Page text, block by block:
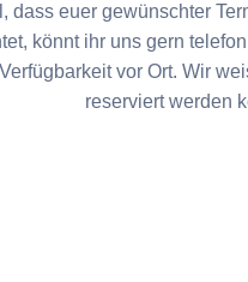
dass euer gewünschter
könnt ihr uns gern
vor Ort. Wir
reserviert werden